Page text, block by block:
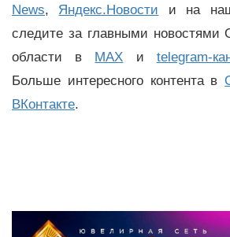
News, Яндекс.Новости и на
следите за главными новостями
области в MAX и telegram-
Больше интересного контента в
ВКонтакте.